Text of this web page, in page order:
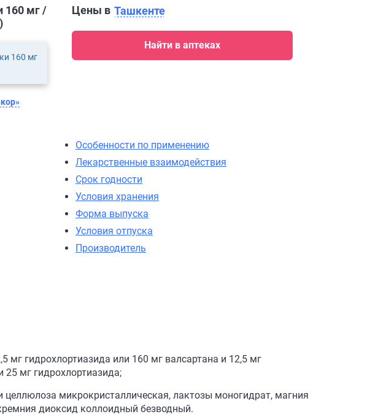
Цены в Ташкенте
Найти в аптеках
160 мг /
160 мг
Особенности по применению
Лекарственные взаимодействия
Срок годности
Условия хранения
Форма выпуска
Условия отпуска
Производитель
мг гидрохлортиазида или 160 мг валсартана и 12,5 мг
25 мг гидрохлортиазида;
целлюлоза микрокристаллическая, лактозы моногидрат, магния
диоксид коллоидный безводный.